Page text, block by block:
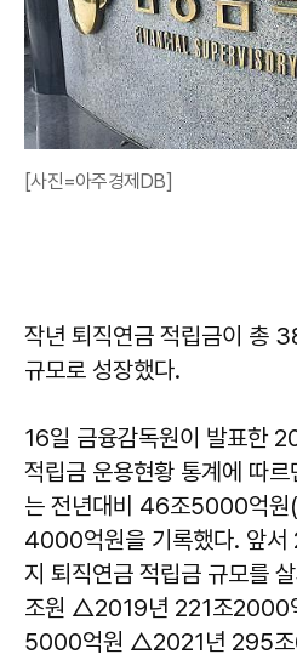
[사진=아주경제DB]
작년 퇴직연금 적립금이 총
규모로 성장했다.
16일 금융감독원이 발표한
적립금 운용현황 통계에 따
는 전년대비 46조5000억
4000억원을 기록했다. 앞
지 퇴직연금 적립금 규모를
조원 △2019년 221조
5000억원 △2021년 295